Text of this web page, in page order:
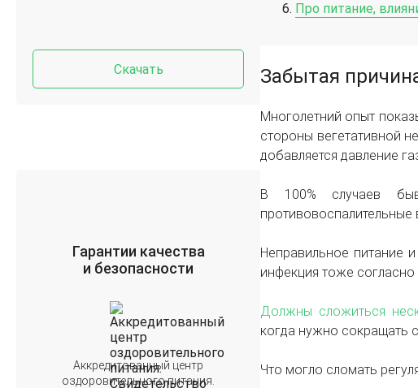
Скачать
Гарантии качества
и безопасности
Аккредитованный центр
оздоровительного питания.
Про питание,
Забытая
Многолетний опыт
стороны вегетативной
добавляется давление
В 100% случаев
Неправильное питание
инфекция тоже
Должны сложиться
когда нужно сокращать
Что могло сломать